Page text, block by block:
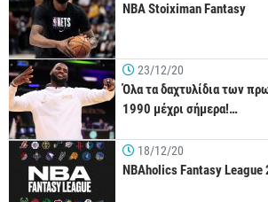
NBA Stoiximan Fantasy
23/12/20
Όλα τα δαχτυλίδια των
1990 μέχρι σήμερα!…
18/12/20
NBAholics Fantasy